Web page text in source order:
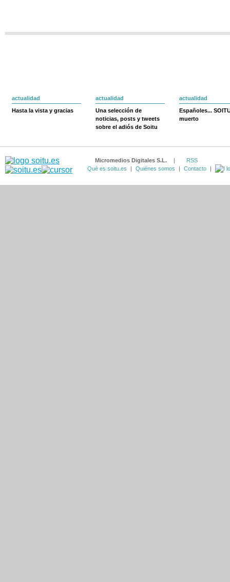
actualidad
Hasta la vista y gracias
actualidad
Una selección de
noticias, posts y tweets
sobre el adiós de Soitu
actualidad
Españoles...
muerto
Micromedios Digitales S.L. |
RSS
Qué es soitu.es
| Quiénes somos | Contacto |